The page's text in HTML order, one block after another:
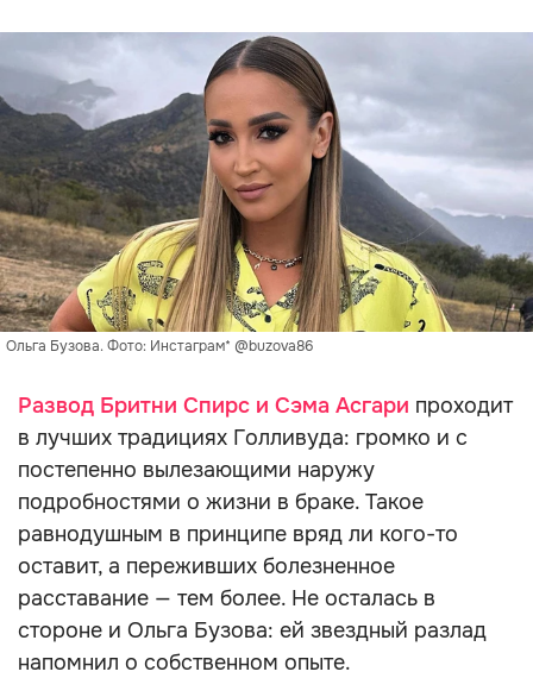
Ольга Бузова. Фото: Инстаграм* @buzova86
Развод Бритни Спирс и Сэма Асгари проходит
в лучших традициях Голливуда: громко и с
постепенно вылезающими наружу
подробностями о жизни в браке. Такое
равнодушным в принципе вряд ли кого-то
оставит, а переживших болезненное
расставание — тем более. Не осталась в
стороне и Ольга Бузова: ей звездный разлад
напомнил о собственном опыте.